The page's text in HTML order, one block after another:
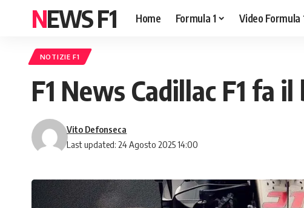
NEWS F1 Home Formula 1 Video Formula
NOTIZIE F1
F1 News Cadillac F1 fa
Last updated: 24 Agosto 2025 14:00
Vito Defonseca